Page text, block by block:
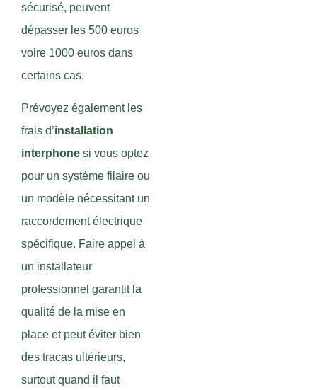
sécurisé, peuvent
dépasser les 500 euros
voire 1000 euros dans
certains cas.
Prévoyez également les
frais d’installation
interphone si vous optez
pour un système filaire ou
un modèle nécessitant un
raccordement électrique
spécifique. Faire appel à
un installateur
professionnel garantit la
qualité de la mise en
place et peut éviter bien
des tracas ultérieurs,
surtout quand il faut